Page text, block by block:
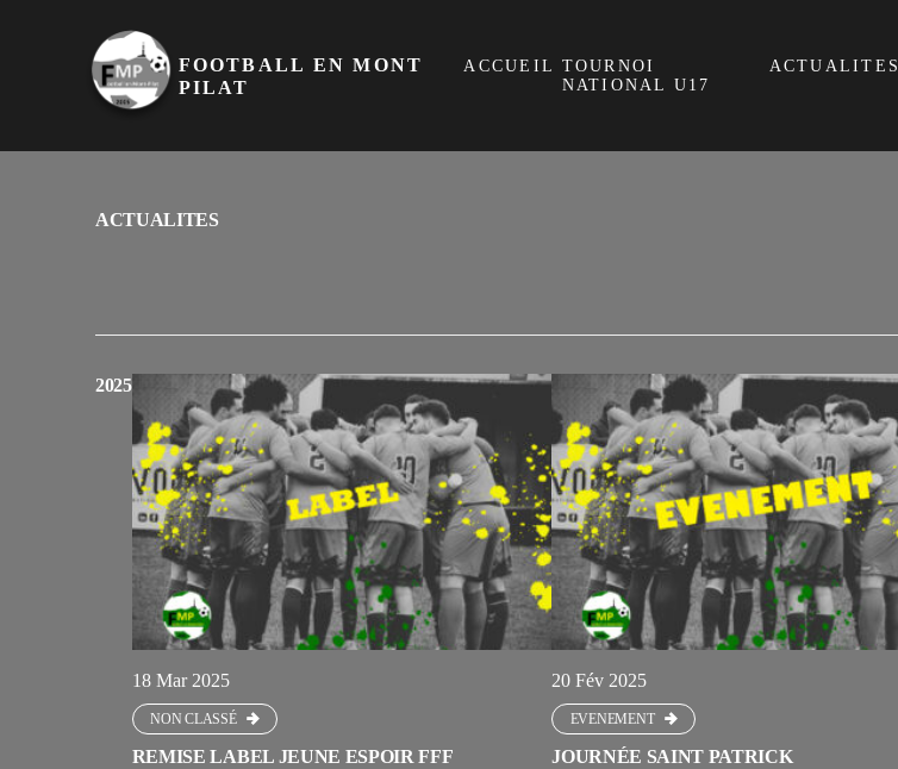
FOOTBALL EN MONT
PILAT
ACCUEIL TOURNOI
NATIONAL U17
ACTUALITES
ACTUALITES
2025
18 Mar 2025
NON CLASSÉ
REMISE LABEL JEUNE ESPOIR FFF
20 Fév 2025
EVENEMENT
JOURNÉE SAINT PATRICK